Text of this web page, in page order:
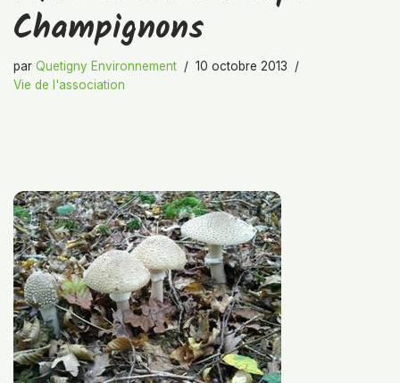
Champignons
par Quetigny Environnement
10 octobre 2013
Vie de l'association